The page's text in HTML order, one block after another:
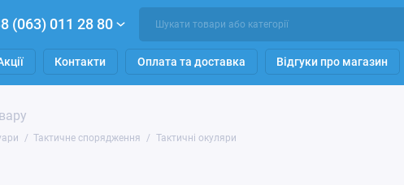
(063) 011 28 80
Контакти Оплата та доставка Відгуки про магазин
Тактичне спорядження Тактичні окуляри